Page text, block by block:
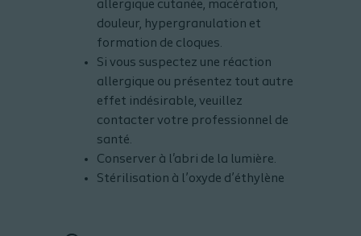
allergique cutanée, macération,
douleur, hypergranulation et
formation de cloques.
Si vous suspectez une réaction
allergique ou présentez tout autre
effet indésirable, veuillez
contacter votre professionnel de
santé.
Conserver à l'abri de la lumière.
Stérilisation à l’oxyde d’éthylène